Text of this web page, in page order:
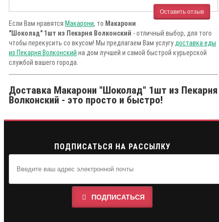
Оставить отзыв
Если Вам нравятся Макарони, то Макарони
"Шоколад" 1шт из Пекарня Волконский - отличный выбор, для того
чтобы перекусить со вкусом! Мы предлагаем Вам услугу доставка еды
из Пекарня Волконский на дом лучшей и самой быстрой курьерской
службой вашего города.
Доставка Макарони "Шоколад" 1шт из Пекарня
Волконский - это просто и быстро!
ПОДПИСАТЬСЯ НА РАССЫЛКУ
ПОДПИСАТЬСЯ